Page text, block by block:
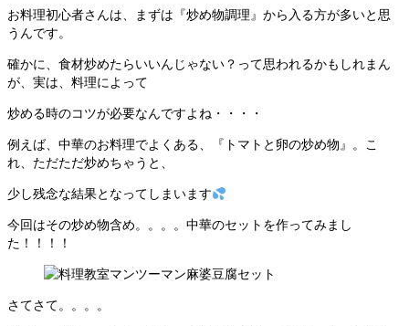
お料理初心者さんは、まずは『炒め物調理』から入る方が多いと思
うんです。
確かに、食材炒めたらいいんじゃない？って思われるかもしれまん
が、実は、料理によって
炒める時のコツが必要なんですよね・・・・
例えば、中華のお料理でよくある、『トマトと卵の炒め物』。こ
れ、ただただ炒めちゃうと、
少し残念な結果となってしまいます
今回はその炒め物含め。。。。中華のセットを作ってみまし
た！！！！
さてさて。。。。